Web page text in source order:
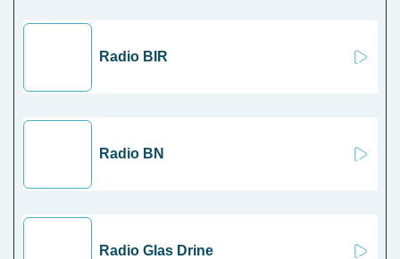
Radio BIR
Radio BN
Radio Glas Drine